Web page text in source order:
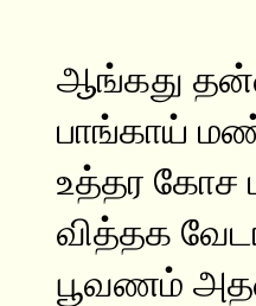
ஆங்கது
பாங்காய் மண்
உத்தர கோச
வித்தக
பூவணம்